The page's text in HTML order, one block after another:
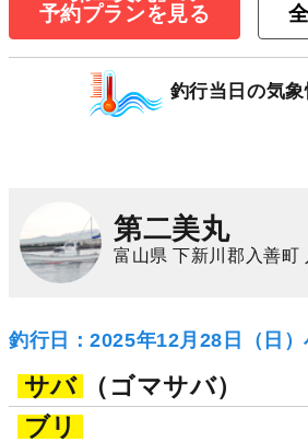
乗合 土日祝2名様～出
11,000
1,500ポイン
予約プランを見る
釣行当日の気
第二美丸
富山県 下新川郡入善町
釣行日：2025年12月28日（日）
サバ
（ゴマサバ）
ブリ